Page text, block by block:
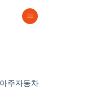
주자동차